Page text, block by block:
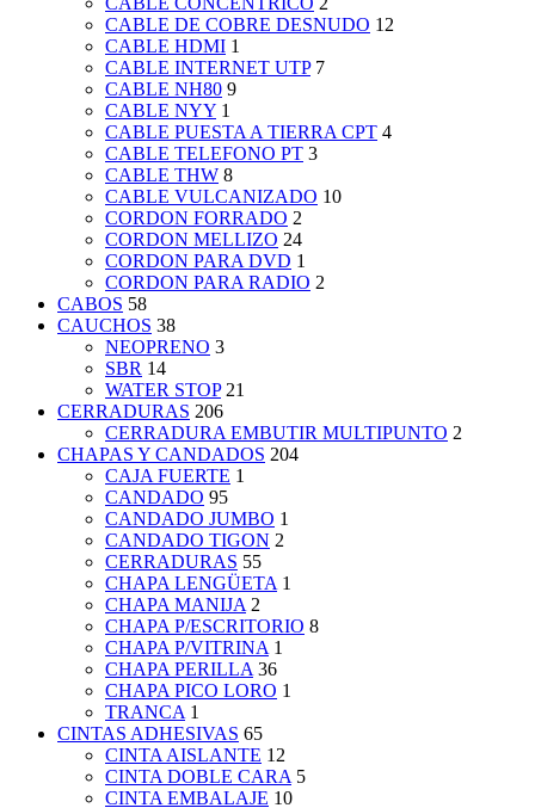
CABLE DE COBRE DESNUDO 12
CABLE HDMI 1
CABLE INTERNET UTP 7
CABLE NH80 9
CABLE NYY 1
CABLE PUESTA A TIERRA CPT 4
CABLE TELEFONO PT 3
CABLE THW 8
CABLE VULCANIZADO 10
CORDON FORRADO 2
CORDON MELLIZO 24
CORDON PARA DVD 1
CORDON PARA RADIO 2
CABOS 58
CAUCHOS 38
NEOPRENO 3
SBR 14
WATER STOP 21
CERRADURAS 206
CERRADURA EMBUTIR MULTIPUNTO 2
CHAPAS Y CANDADOS 204
CAJA FUERTE 1
CANDADO 95
CANDADO JUMBO 1
CANDADO TIGON 2
CERRADURAS 55
CHAPA LENGÜETA 1
CHAPA MANIJA 2
CHAPA P/ESCRITORIO 8
CHAPA P/VITRINA 1
CHAPA PERILLA 36
CHAPA PICO LORO 1
TRANCA 1
CINTAS ADHESIVAS 65
CINTA AISLANTE 12
CINTA DOBLE CARA 5
CINTA EMBALAJE 10